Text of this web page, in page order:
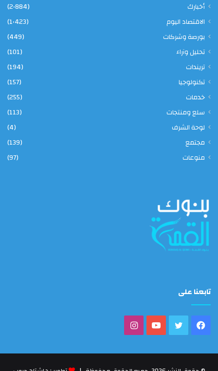
أخبارك
(2٬884)
الاقتصاد اليوم
(1٬423)
بورصة وشركات
(449)
تحليل وآراء
(101)
تريندات
(194)
تكنولوجيا
(157)
خدمات
(255)
سلع ومنتجات
(113)
لوحة الشرف
(4)
مجتمع
(139)
منوعات
(97)
تابعنا على
فيسبوك تويتر يوتيوب